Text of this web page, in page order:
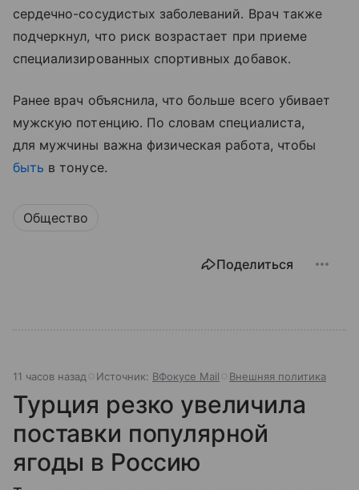
сердечно-сосудистых заболеваний. Врач также
подчеркнул, что риск возрастает при приеме
специализированных спортивных добавок.
Ранее врач объяснила, что больше всего убивает
мужскую потенцию. По словам специалиста,
для мужчины важна физическая работа, чтобы
быть в тонусе.
Общество
Поделиться
11 часов назад Источник: ВФокусе Mail Внешняя политика
Турция резко увеличила
поставки популярной
ягоды в Россию